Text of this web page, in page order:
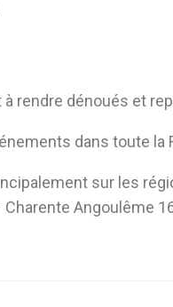
rendre dénoués et
dans toute la
sur les
Angoulême